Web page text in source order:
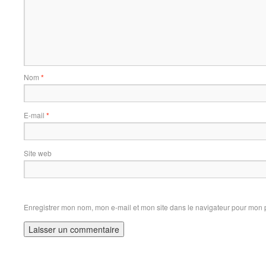
Nom *
E-mail *
Site web
Enregistrer mon nom, mon e-mail et mon site dans le navigateur pour